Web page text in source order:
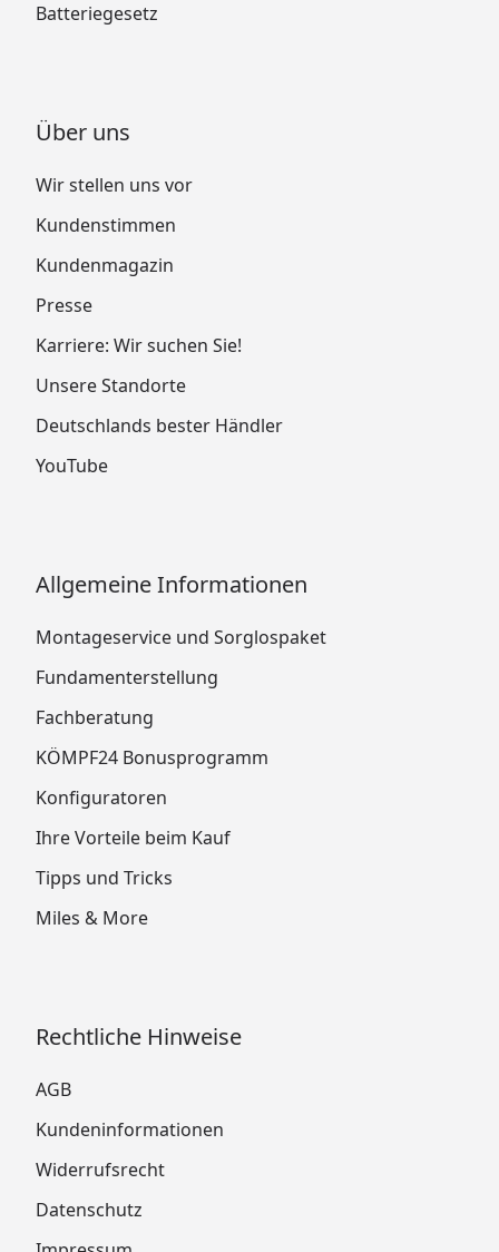
Batteriegesetz
Über uns
Wir stellen uns vor
Kundenstimmen
Kundenmagazin
Presse
Karriere: Wir suchen Sie!
Unsere Standorte
Deutschlands bester Händler
YouTube
Allgemeine Informationen
Montageservice und Sorglospaket
Fundamenterstellung
Fachberatung
KÖMPF24 Bonusprogramm
Konfiguratoren
Ihre Vorteile beim Kauf
Tipps und Tricks
Miles & More
Rechtliche Hinweise
AGB
Kundeninformationen
Widerrufsrecht
Datenschutz